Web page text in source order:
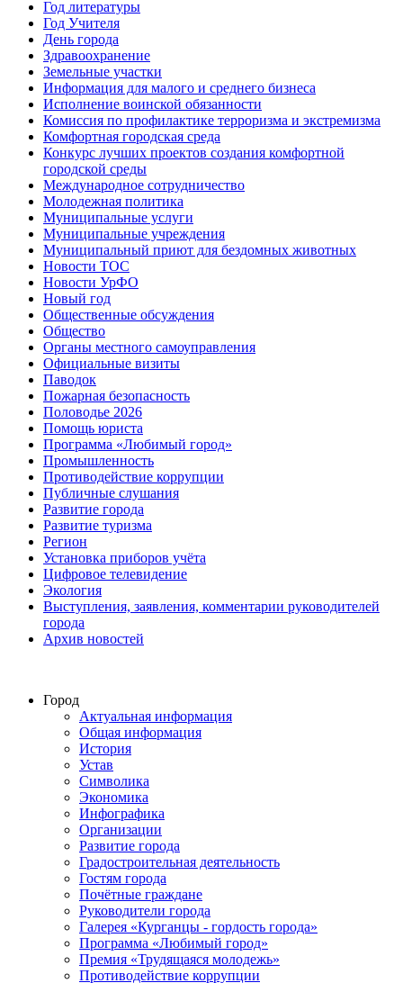
Год литературы
Год Учителя
День города
Здравоохранение
Земельные участки
Информация для малого и среднего бизнеса
Исполнение воинской обязанности
Комиссия по профилактике терроризма и экстремизма
Комфортная городская среда
Конкурс лучших проектов создания комфортной
городской среды
Международное сотрудничество
Молодежная политика
Муниципальные услуги
Муниципальные учреждения
Муниципальный приют для бездомных животных
Новости ТОС
Новости УрФО
Новый год
Общественные обсуждения
Общество
Органы местного самоуправления
Официальные визиты
Паводок
Пожарная безопасность
Половодье 2026
Помощь юриста
Программа «Любимый город»
Промышленность
Противодействие коррупции
Публичные слушания
Развитие города
Развитие туризма
Регион
Установка приборов учёта
Цифровое телевидение
Экология
Выступления, заявления, комментарии руководителей
города
Архив новостей
Город
Актуальная информация
Общая информация
История
Устав
Символика
Экономика
Инфографика
Организации
Развитие города
Градостроительная деятельность
Гостям города
Почётные граждане
Руководители города
Галерея «Курганцы - гордость города»
Программа «Любимый город»
Премия «Трудящаяся молодежь»
Противодействие коррупции